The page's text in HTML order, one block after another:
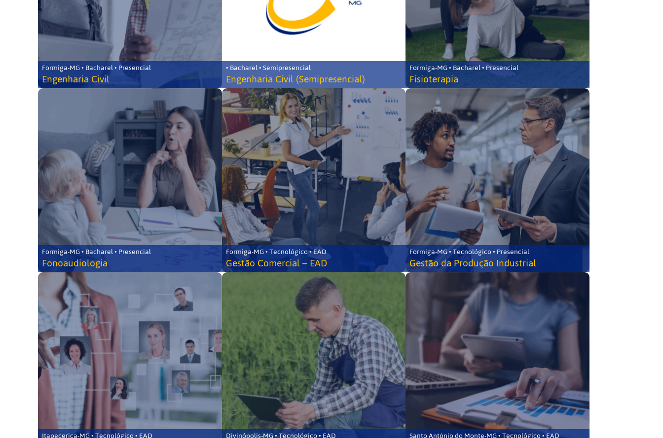
Formiga-MG • Bacharel • Presencial
Engenharia Civil
• Bacharel • Semipresencial
Engenharia Civil (Semipresencial)
Formiga-MG • Bacharel • Presencial
Fisioterapia
Formiga-MG • Bacharel • Presencial
Fonoaudiologia
Formiga-MG • Tecnológico • EAD
Gestão Comercial – EAD
Formiga-MG • Tecnológico • Presencial
Gestão da Produção Industrial